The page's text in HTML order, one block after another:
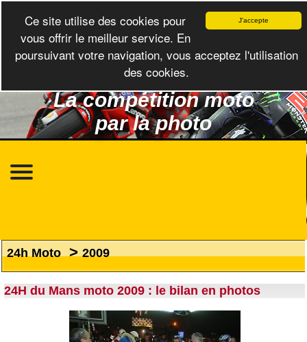
La compétition moto
par la photo
24h Moto>2009
24H du Mans moto 2009 : le bilan en photos
J'accepte
Ce site utilise des cookies pour
vous offrir le meilleur service. En
poursuivant votre navigation, vous acceptez l'utilisation
des cookies.